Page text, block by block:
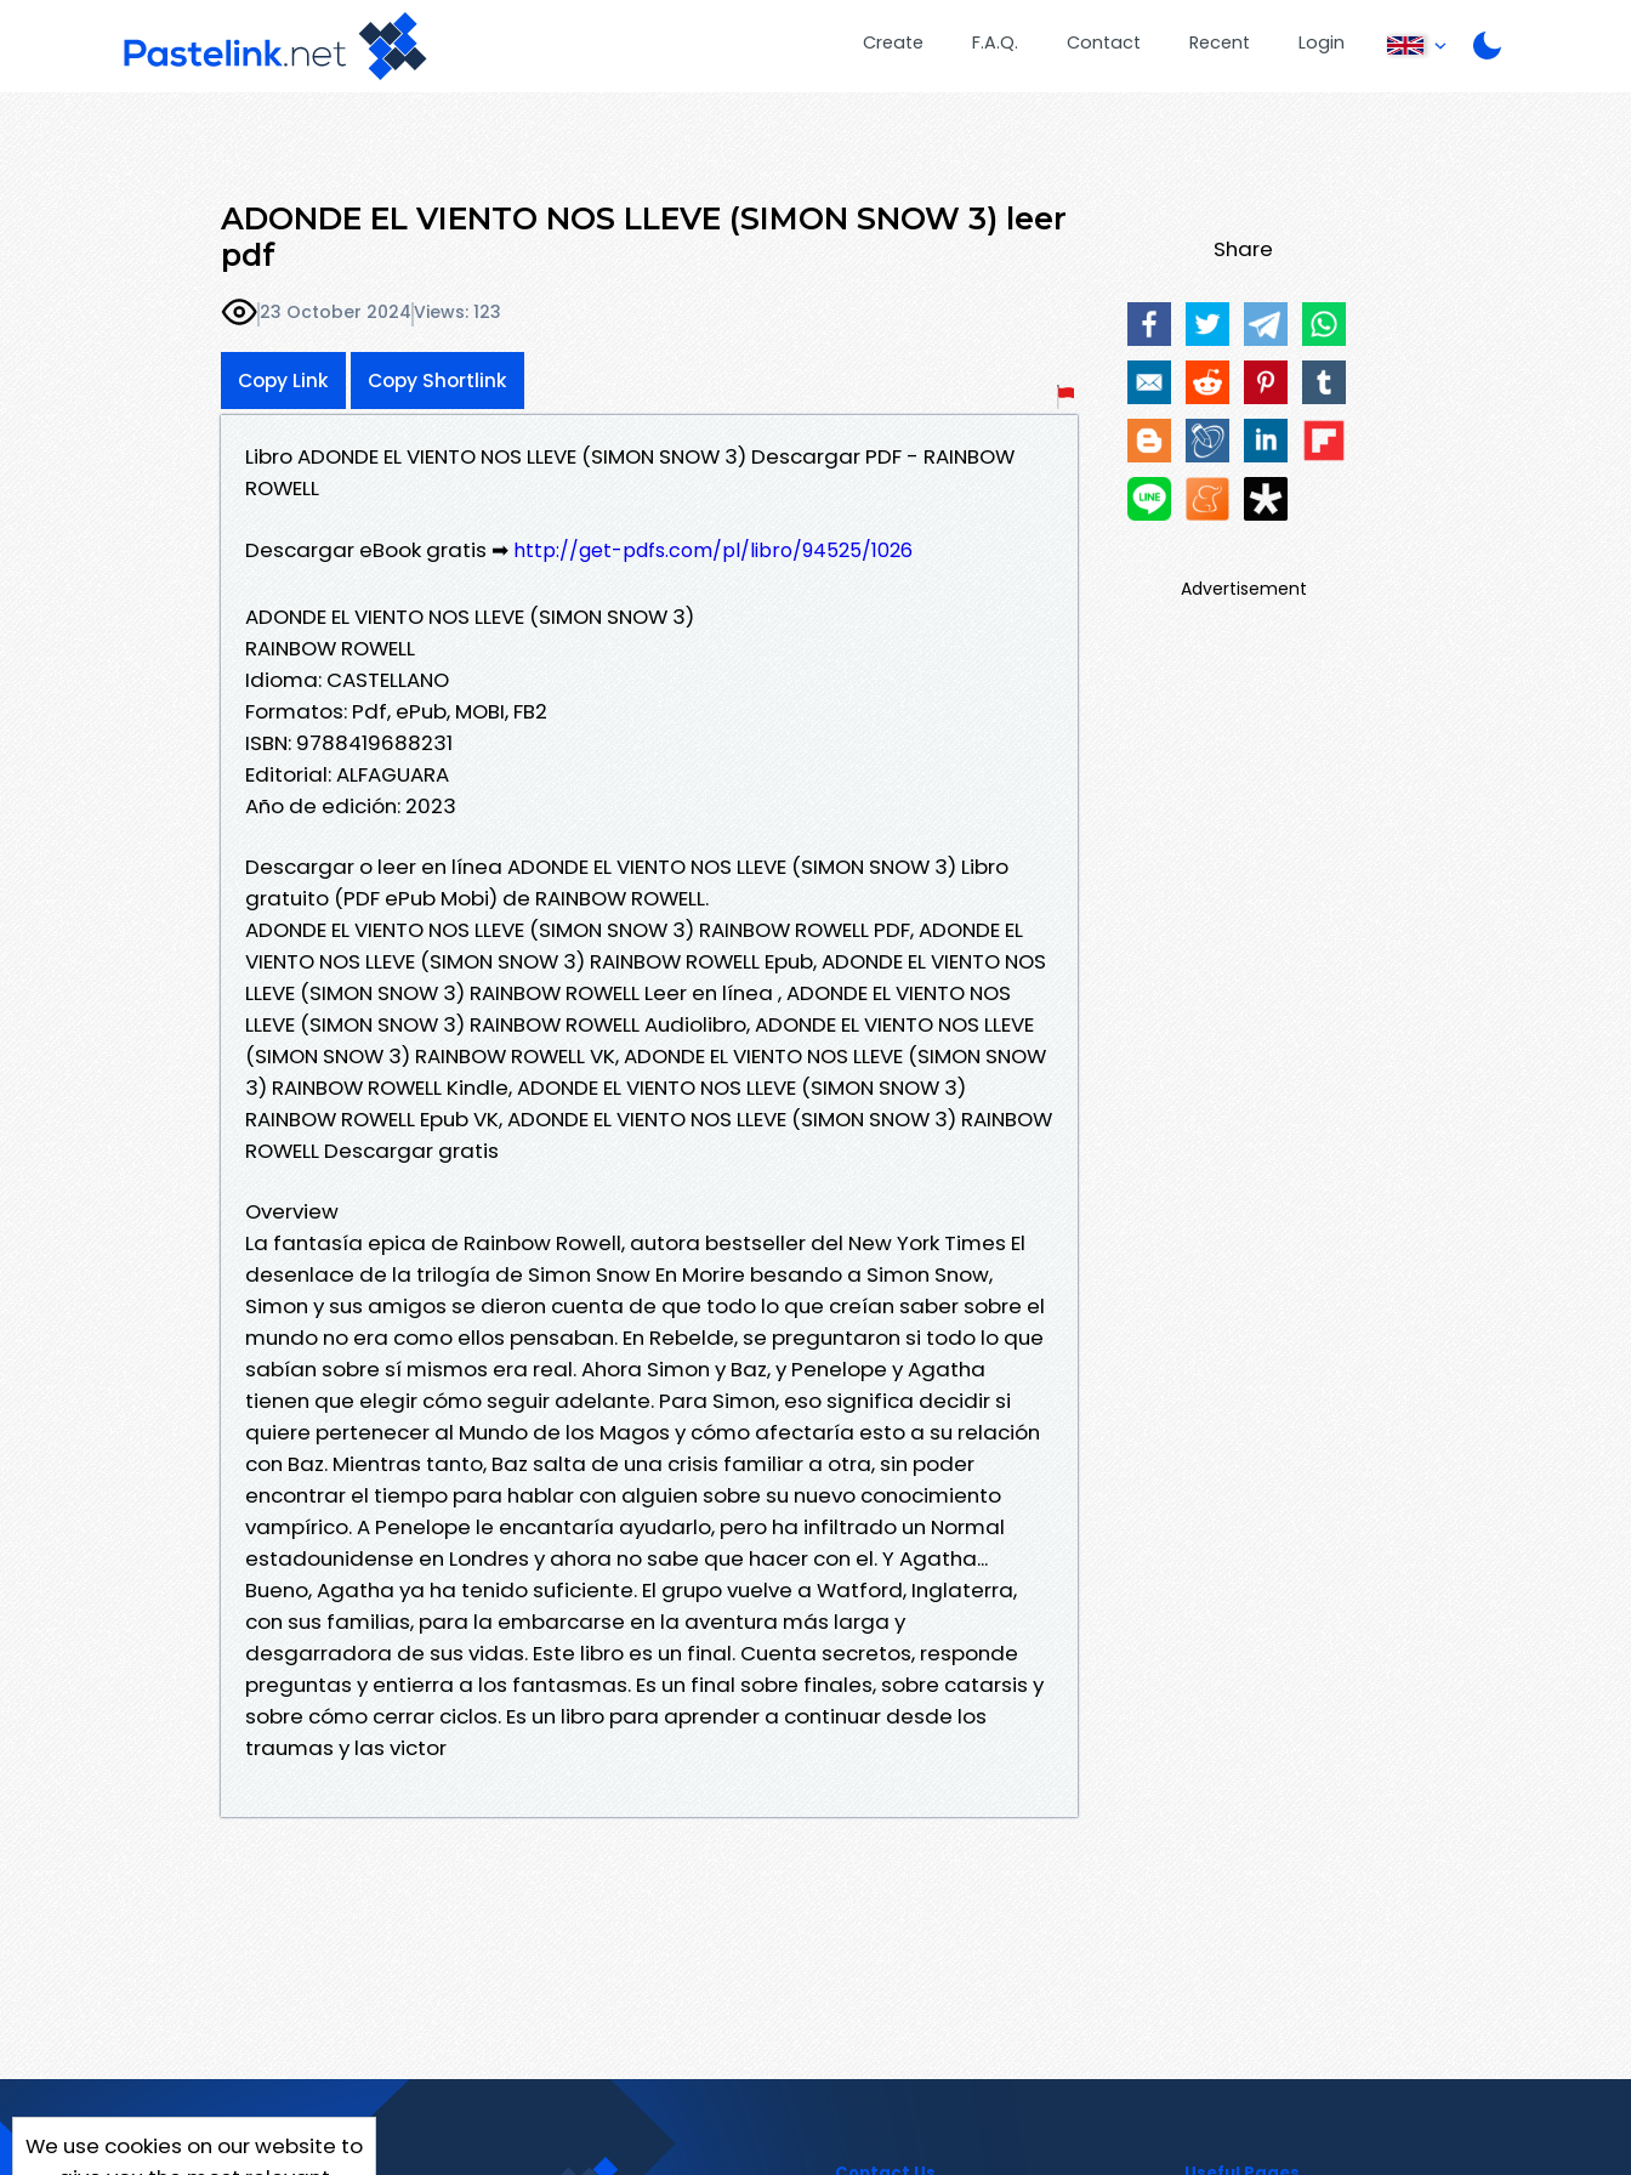
Create F.A.Q. Contact Recent Login
ADONDE EL VIENTO NOS LLEVE (SIMON SNOW 3) leer
pdf
23 October 2024Views: 123
Copy Link Copy Shortlink
Libro ADONDE EL VIENTO NOS LLEVE (SIMON SNOW 3) Descargar PDF - RAINBOW
ROWELL
Descargar eBook gratis ➡ http://get-pdfs.com/pl/libro/94525/1026
ADONDE EL VIENTO NOS LLEVE (SIMON SNOW 3)
RAINBOW ROWELL
Idioma: CASTELLANO
Formatos: Pdf, ePub, MOBI, FB2
ISBN: 9788419688231
Editorial: ALFAGUARA
Año de edición: 2023
Descargar o leer en línea ADONDE EL VIENTO NOS LLEVE (SIMON SNOW 3) Libro
gratuito (PDF ePub Mobi) de RAINBOW ROWELL.
ADONDE EL VIENTO NOS LLEVE (SIMON SNOW 3) RAINBOW ROWELL PDF, ADONDE EL
VIENTO NOS LLEVE (SIMON SNOW 3) RAINBOW ROWELL Epub, ADONDE EL VIENTO NOS
LLEVE (SIMON SNOW 3) RAINBOW ROWELL Leer en línea , ADONDE EL VIENTO NOS
LLEVE (SIMON SNOW 3) RAINBOW ROWELL Audiolibro, ADONDE EL VIENTO NOS LLEVE
(SIMON SNOW 3) RAINBOW ROWELL VK, ADONDE EL VIENTO NOS LLEVE (SIMON SNOW
3) RAINBOW ROWELL Kindle, ADONDE EL VIENTO NOS LLEVE (SIMON SNOW 3)
RAINBOW ROWELL Epub VK, ADONDE EL VIENTO NOS LLEVE (SIMON SNOW 3) RAINBOW
ROWELL Descargar gratis
Overview
La fantasía epica de Rainbow Rowell, autora bestseller del New York Times El
desenlace de la trilogía de Simon Snow En Morire besando a Simon Snow,
Simon y sus amigos se dieron cuenta de que todo lo que creían saber sobre el
mundo no era como ellos pensaban. En Rebelde, se preguntaron si todo lo que
sabían sobre sí mismos era real. Ahora Simon y Baz, y Penelope y Agatha
tienen que elegir cómo seguir adelante. Para Simon, eso significa decidir si
quiere pertenecer al Mundo de los Magos y cómo afectaría esto a su relación
con Baz. Mientras tanto, Baz salta de una crisis familiar a otra, sin poder
encontrar el tiempo para hablar con alguien sobre su nuevo conocimiento
vampírico. A Penelope le encantaría ayudarlo, pero ha infiltrado un Normal
estadounidense en Londres y ahora no sabe que hacer con el. Y Agatha...
Bueno, Agatha ya ha tenido suficiente. El grupo vuelve a Watford, Inglaterra,
con sus familias, para la embarcarse en la aventura más larga y
desgarradora de sus vidas. Este libro es un final. Cuenta secretos, responde
preguntas y entierra a los fantasmas. Es un final sobre finales, sobre catarsis y
sobre cómo cerrar ciclos. Es un libro para aprender a continuar desde los
traumas y las victor
Share
Advertisement
We use cookies on our website to